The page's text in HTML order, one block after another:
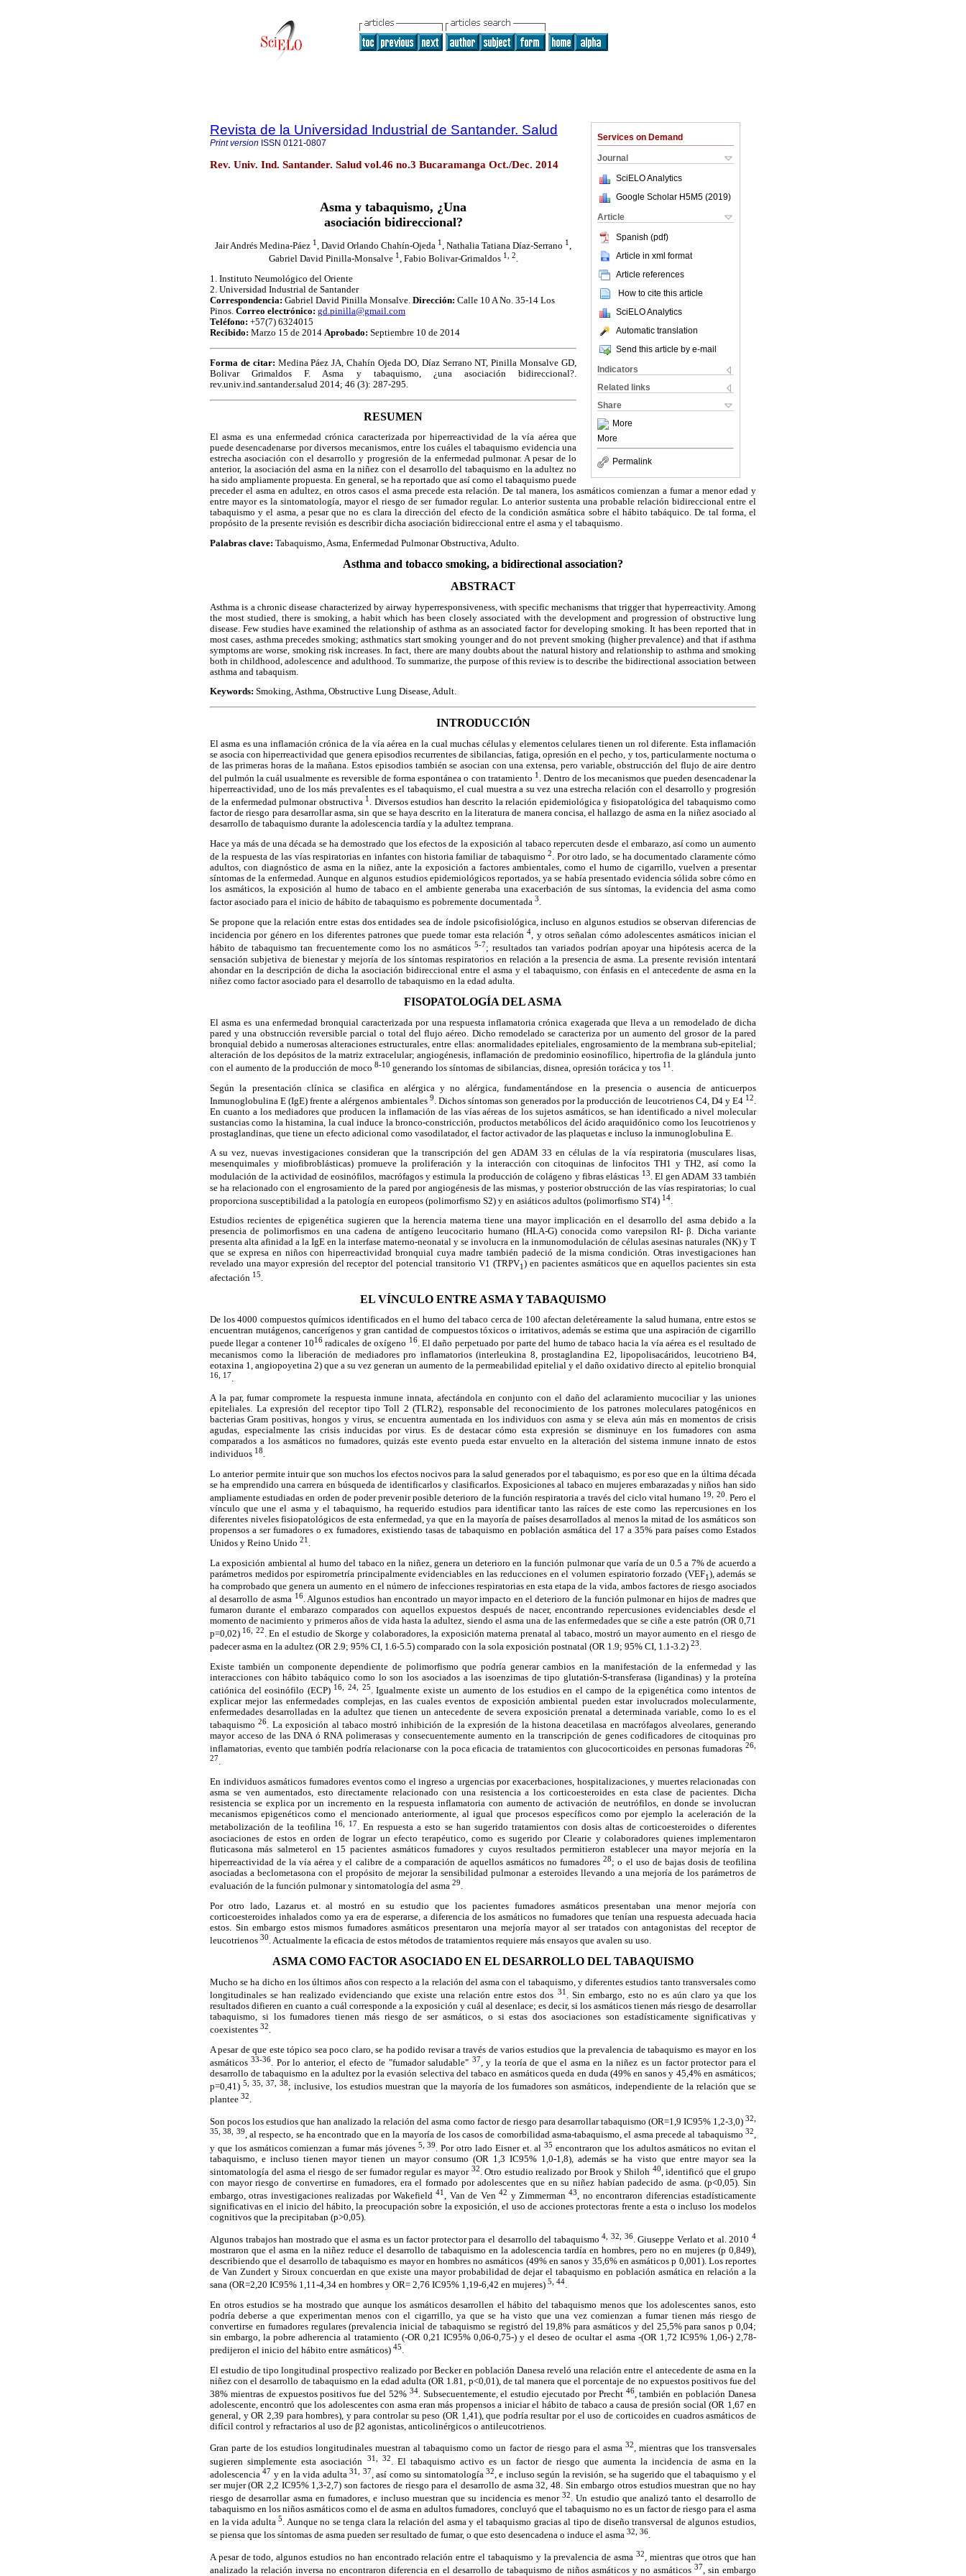
Services on Demand
Journal
SciELO Analytics
Google Scholar H5M5 (2019)
Article
Spanish (pdf)
Article in xml format
Article references
How to cite this article
SciELO Analytics
Automatic translation
Send this article by e-mail
Indicators
Related links
Share
More
More
Permalink
Revista de la Universidad Industrial de Santander. Salud
Print version ISSN 0121-0807
Rev. Univ. Ind. Santander. Salud vol.46 no.3 Bucaramanga Oct./Dec. 2014
Asma y tabaquismo, ¿Una
asociación bidireccional?
Jair Andrés Medina-Páez 1 , David Orlando Chahín-Ojeda 1 , Nathalia Tatiana Díaz-Serrano 1 ,
Gabriel David Pinilla-Monsalve 1, Fabio Bolivar-Grimaldos 1, 2.
1. Instituto Neumológico del Oriente
2. Universidad Industrial de Santander
Correspondencia: Gabriel David Pinilla Monsalve. Dirección: Calle 10 A No. 35-14 Los
Pinos. Correo electrónico: gd.pinilla@gmail.com
Teléfono: +57(7) 6324015
Recibido: Marzo 15 de 2014 Aprobado: Septiembre 10 de 2014
Forma de citar: Medina Páez JA, Chahín Ojeda DO, Díaz Serrano NT, Pinilla Monsalve GD,
Bolivar Grimaldos F. Asma y tabaquismo, ¿una asociación bidireccional?.
rev.univ.ind.santander.salud 2014; 46 (3): 287-295.
RESUMEN
El asma es una enfermedad crónica caracterizada por hiperreactividad de la vía aérea que
puede desencadenarse por diversos mecanismos, entre los cuáles el tabaquismo evidencia una
estrecha asociación con el desarrollo y progresión de la enfermedad pulmonar. A pesar de lo
anterior, la asociación del asma en la niñez con el desarrollo del tabaquismo en la adultez no
ha sido ampliamente propuesta. En general, se ha reportado que así como el tabaquismo puede
preceder el asma en adultez, en otros casos el asma precede esta relación. De tal manera, los asmáticos comienzan a fumar a menor edad y
entre mayor es la sintomatología, mayor el riesgo de ser fumador regular. Lo anterior sustenta una probable relación bidireccional entre el
tabaquismo y el asma, a pesar que no es clara la dirección del efecto de la condición asmática sobre el hábito tabáquico. De tal forma, el
propósito de la presente revisión es describir dicha asociación bidireccional entre el asma y el tabaquismo.
Palabras clave: Tabaquismo, Asma, Enfermedad Pulmonar Obstructiva, Adulto.
Asthma and tobacco smoking, a bidirectional association?
ABSTRACT
Asthma is a chronic disease characterized by airway hyperresponsiveness, with specific mechanisms that trigger that hyperreactivity. Among
the most studied, there is smoking, a habit which has been closely associated with the development and progression of obstructive lung
disease. Few studies have examined the relationship of asthma as an associated factor for developing smoking. It has been reported that in
most cases, asthma precedes smoking; asthmatics start smoking younger and do not prevent smoking (higher prevalence) and that if asthma
symptoms are worse, smoking risk increases. In fact, there are many doubts about the natural history and relationship to asthma and smoking
both in childhood, adolescence and adulthood. To summarize, the purpose of this review is to describe the bidirectional association between
asthma and tabaquism.
Keywords: Smoking, Asthma, Obstructive Lung Disease, Adult.
INTRODUCCIÓN
El asma es una inflamación crónica de la vía aérea en la cual muchas células y elementos celulares tienen un rol diferente. Esta inflamación
se asocia con hiperreactividad que genera episodios recurrentes de sibilancias, fatiga, opresión en el pecho, y tos, particularmente nocturna o
de las primeras horas de la mañana. Estos episodios también se asocian con una extensa, pero variable, obstrucción del flujo de aire dentro
del pulmón la cuál usualmente es reversible de forma espontánea o con tratamiento 1 . Dentro de los mecanismos que pueden desencadenar la
hiperreactividad, uno de los más prevalentes es el tabaquismo, el cual muestra a su vez una estrecha relación con el desarrollo y progresión
de la enfermedad pulmonar obstructiva 1. Diversos estudios han descrito la relación epidemiológica y fisiopatológica del tabaquismo como
factor de riesgo para desarrollar asma, sin que se haya descrito en la literatura de manera concisa, el hallazgo de asma en la niñez asociado al
desarrollo de tabaquismo durante la adolescencia tardía y la adultez temprana.
Hace ya más de una década se ha demostrado que los efectos de la exposición al tabaco repercuten desde el embarazo, así como un aumento
de la respuesta de las vías respiratorias en infantes con historia familiar de tabaquismo2. Por otro lado, se ha documentado claramente cómo
adultos, con diagnóstico de asma en la niñez, ante la exposición a factores ambientales, como el humo de cigarrillo, vuelven a presentar
síntomas de la enfermedad. Aunque en algunos estudios epidemiológicos reportados, ya se había presentado evidencia sólida sobre cómo en
los asmáticos, la exposición al humo de tabaco en el ambiente generaba una exacerbación de sus síntomas, la evidencia del asma como
factor asociado para el inicio de hábito de tabaquismo es pobremente documentada 3.
Se propone que la relación entre estas dos entidades sea de índole psicofisiológica, incluso en algunos estudios se observan diferencias de
incidencia por género en los diferentes patrones que puede tomar esta relación4, y otros señalan cómo adolescentes asmáticos inician el
hábito de tabaquismo tan frecuentemente como los no asmáticos5-7; resultados tan variados podrían apoyar una hipótesis acerca de la
sensación subjetiva de bienestar y mejoría de los síntomas respiratorios en relación a la presencia de asma. La presente revisión intentará
ahondar en la descripción de dicha la asociación bidireccional entre el asma y el tabaquismo, con énfasis en el antecedente de asma en la
niñez como factor asociado para el desarrollo de tabaquismo en la edad adulta.
FISOPATOLOGÍA DEL ASMA
El asma es una enfermedad bronquial caracterizada por una respuesta inflamatoria crónica exagerada que lleva a un remodelado de dicha
pared y una obstrucción reversible parcial o total del flujo aéreo. Dicho remodelado se caracteriza por un aumento del grosor de la pared
bronquial debido a numerosas alteraciones estructurales, entre ellas: anormalidades epiteliales, engrosamiento de la membrana sub-epitelial;
alteración de los depósitos de la matriz extracelular; angiogénesis, inflamación de predominio eosinofílico, hipertrofia de la glándula junto
con el aumento de la producción de moco 8-10 generando los síntomas de sibilancias, disnea, opresión torácica y tos 11 .
Según la presentación clínica se clasifica en alérgica y no alérgica, fundamentándose en la presencia o ausencia de anticuerpos
Inmunoglobulina E (IgE) frente a alérgenos ambientales 9 . Dichos síntomas son generados por la producción de leucotrienos C4, D4 y E4 12
En cuanto a los mediadores que producen la inflamación de las vías aéreas de los sujetos asmáticos, se han identificado a nivel molecular
sustancias como la histamina, la cual induce la bronco-constricción, productos metabólicos del ácido araquidónico como los leucotrienos y
prostaglandinas, que tiene un efecto adicional como vasodilatador, el factor activador de las plaquetas e incluso la inmunoglobulina E.
A su vez, nuevas investigaciones consideran que la transcripción del gen ADAM 33 en células de la vía respiratoria (musculares lisas,
mesenquimales y miofibroblásticas) promueve la proliferación y la interacción con citoquinas de linfocitos TH1 y TH2, así como la
modulación de la actividad de eosinófilos, macrófagos y estimula la producción de colágeno y fibras elásticas 13. El gen ADAM 33 también
se ha relacionado con el engrosamiento de la pared por angiogénesis de las mismas, y posterior obstrucción de las vías respiratorias; lo cual
proporciona susceptibilidad a la patología en europeos (polimorfismo S2) y en asiáticos adultos (polimorfismo ST4) 14
Estudios recientes de epigenética sugieren que la herencia materna tiene una mayor implicación en el desarrollo del asma debido a la
presencia de polimorfismos en una cadena de antígeno leucocitario humano (HLA-G) conocida como varepsilon RI- β. Dicha variante
presenta alta afinidad a la IgE en la interfase materno-neonatal y se involucra en la inmunomodulación de células asesinas naturales (NK) y T
que se expresa en niños con hiperreactividad bronquial cuya madre también padeció de la misma condición. Otras investigaciones han
revelado una mayor expresión del receptor del potencial transitorio V1 (TRPV1 ) en pacientes asmáticos que en aquellos pacientes sin esta
afectación 15.
EL VÍNCULO ENTRE ASMA Y TABAQUISMO
De los 4000 compuestos químicos identificados en el humo del tabaco cerca de 100 afectan deletéreamente la salud humana, entre estos se
encuentran mutágenos, cancerígenos y gran cantidad de compuestos tóxicos o irritativos, además se estima que una aspiración de cigarrillo
puede llegar a contener 1016radicales de oxígeno 16. El daño perpetuado por parte del humo de tabaco hacia la vía aérea es el resultado de
mecanismos como la liberación de mediadores pro inflamatorios (interleukina 8, prostaglandina E2, lipopolisacáridos, leucotrieno B4,
eotaxina 1, angiopoyetina 2) que a su vez generan un aumento de la permeabilidad epitelial y el daño oxidativo directo al epitelio bronquial
16, 17
A la par, fumar compromete la respuesta inmune innata, afectándola en conjunto con el daño del aclaramiento mucociliar y las uniones
epiteliales. La expresión del receptor tipo Toll 2 (TLR2), responsable del reconocimiento de los patrones moleculares patogénicos en
bacterias Gram positivas, hongos y virus, se encuentra aumentada en los individuos con asma y se eleva aún más en momentos de crisis
agudas, especialmente las crisis inducidas por virus. Es de destacar cómo esta expresión se disminuye en los fumadores con asma
comparados a los asmáticos no fumadores, quizás este evento pueda estar envuelto en la alteración del sistema inmune innato de estos
individuos 18.
Lo anterior permite intuir que son muchos los efectos nocivos para la salud generados por el tabaquismo, es por eso que en la última década
se ha emprendido una carrera en búsqueda de identificarlos y clasificarlos. Exposiciones al tabaco en mujeres embarazadas y niños han sido
ampliamente estudiadas en orden de poder prevenir posible deterioro de la función respiratoria a través del ciclo vital humano 19, 20. Pero el
vínculo que une el asma y el tabaquismo, ha requerido estudios para identificar tanto las raíces de este como las repercusiones en los
diferentes niveles fisiopatológicos de esta enfermedad, ya que en la mayoría de países desarrollados al menos la mitad de los asmáticos son
propensos a ser fumadores o ex fumadores, existiendo tasas de tabaquismo en población asmática del 17 a 35% para países como Estados
Unidos y Reino Unido 21.
La exposición ambiental al humo del tabaco en la niñez, genera un deterioro en la función pulmonar que varía de un 0.5 a 7% de acuerdo a
parámetros medidos por espirometría principalmente evidenciables en las reducciones en el volumen espiratorio forzado (VEF1 ), además se
ha comprobado que genera un aumento en el número de infecciones respiratorias en esta etapa de la vida, ambos factores de riesgo asociados
al desarrollo de asma 16. Algunos estudios han encontrado un mayor impacto en el deterioro de la función pulmonar en hijos de madres que
fumaron durante el embarazo comparados con aquellos expuestos después de nacer, encontrando repercusiones evidenciables desde el
momento de nacimiento y primeros años de vida hasta la adultez, siendo el asma una de las enfermedades que se ciñe a este patrón (OR 0,71
p=0,02) 16, 22. En el estudio de Skorge y colaboradores, la exposición materna prenatal al tabaco, mostró un mayor aumento en el riesgo de
padecer asma en la adultez (OR 2.9; 95% CI, 1.6-5.5) comparado con la sola exposición postnatal (OR 1.9; 95% CI, 1.1-3.2) 23.
Existe también un componente dependiente de polimorfismo que podría generar cambios en la manifestación de la enfermedad y las
interacciones con hábito tabáquico como lo son los asociados a las isoenzimas de tipo glutatión-S-transferasa (ligandinas) y la proteína
catiónica del eosinófilo (ECP) 16, 24, 25. Igualmente existe un aumento de los estudios en el campo de la epigenética como intentos de
explicar mejor las enfermedades complejas, en las cuales eventos de exposición ambiental pueden estar involucrados molecularmente,
enfermedades desarrolladas en la adultez que tienen un antecedente de severa exposición prenatal a determinada variable, como lo es el
tabaquismo26. La exposición al tabaco mostró inhibición de la expresión de la histona deacetilasa en macrófagos alveolares, generando
mayor acceso de las DNA ó RNA polimerasas y consecuentemente aumento en la transcripción de genes codificadores de citoquinas pro
inflamatorias, evento que también podría relacionarse con la poca eficacia de tratamientos con glucocorticoides en personas fumadoras 26,
27.
En individuos asmáticos fumadores eventos como el ingreso a urgencias por exacerbaciones, hospitalizaciones, y muertes relacionadas con
asma se ven aumentados, esto directamente relacionado con una resistencia a los corticoesteroides en esta clase de pacientes. Dicha
resistencia se explica por un incremento en la respuesta inflamatoria con aumento de activación de neutrófilos, en donde se involucran
mecanismos epigenéticos como el mencionado anteriormente, al igual que procesos específicos como por ejemplo la aceleración de la
metabolización de la teofilina 16, 17. En respuesta a esto se han sugerido tratamientos con dosis altas de corticoesteroides o diferentes
asociaciones de estos en orden de lograr un efecto terapéutico, como es sugerido por Clearie y colaboradores quienes implementaron
fluticasona más salmeterol en 15 pacientes asmáticos fumadores y cuyos resultados permitieron establecer una mayor mejoría en la
hiperreactividad de la vía aérea y el calibre de a comparación de aquellos asmáticos no fumadores28; o el uso de bajas dosis de teofilina
asociadas a beclometasona con el propósito de mejorar la sensibilidad pulmonar a esteroides llevando a una mejoría de los parámetros de
evaluación de la función pulmonar y sintomatología del asma 29.
Por otro lado, Lazarus et. al mostró en su estudio que los pacientes fumadores asmáticos presentaban una menor mejoría con
corticoesteroides inhalados como ya era de esperarse, a diferencia de los asmáticos no fumadores que tenían una respuesta adecuada hacia
estos. Sin embargo estos mismos fumadores asmáticos presentaron una mejoría mayor al ser tratados con antagonistas del receptor de
leucotrienos 30 . Actualmente la eficacia de estos métodos de tratamientos requiere más ensayos que avalen su uso.
ASMA COMO FACTOR ASOCIADO EN EL DESARROLLO DEL TABAQUISMO
Mucho se ha dicho en los últimos años con respecto a la relación del asma con el tabaquismo, y diferentes estudios tanto transversales como
longitudinales se han realizado evidenciando que existe una relación entre estos dos 31 . Sin embargo, esto no es aún claro ya que los
resultados difieren en cuanto a cuál corresponde a la exposición y cuál al desenlace; es decir, si los asmáticos tienen más riesgo de desarrollar
tabaquismo, si los fumadores tienen más riesgo de ser asmáticos, o si estas dos asociaciones son estadísticamente significativas y
coexistentes 32.
A pesar de que este tópico sea poco claro, se ha podido revisar a través de varios estudios que la prevalencia de tabaquismo es mayor en los
asmáticos33-36. Por lo anterior, el efecto de "fumador saludable" 37, y la teoría de que el asma en la niñez es un factor protector para el
desarrollo de tabaquismo en la adultez por la evasión selectiva del tabaco en asmáticos queda en duda (49% en sanos y 45,4% en asmáticos;
p=0,41)5, 35, 37, 38; inclusive, los estudios muestran que la mayoría de los fumadores son asmáticos, independiente de la relación que se
plantee 32.
Son pocos los estudios que han analizado la relación del asma como factor de riesgo para desarrollar tabaquismo (OR=1,9 IC95% 1,2-3,0) 32,
35, 38, 39, al respecto, se ha encontrado que en la mayoría de los casos de comorbilidad asma-tabaquismo, el asma precede al tabaquismo32,
y que los asmáticos comienzan a fumar más jóvenes 5, 39 . Por otro lado Eisner et. al35 encontraron que los adultos asmáticos no evitan el
tabaquismo, e incluso tienen mayor tienen un mayor consumo (OR 1,3 IC95% 1,0-1,8), además se ha visto que entre mayor sea la
sintomatología del asma el riesgo de ser fumador regular es mayor 32. Otro estudio realizado por Brook y Shiloh 40, identificó que el grupo
con mayor riesgo de convertirse en fumadores, era el formado por adolescentes que en su niñez habían padecido de asma. (p<0,05). Sin
embargo, otras investigaciones realizadas por Wakefield41 , Van de Ven42 y Zimmerman43, no encontraron diferencias estadísticamente
significativas en el inicio del hábito, la preocupación sobre la exposición, el uso de acciones protectoras frente a esta o incluso los modelos
cognitivos que la precipitaban (p>0,05).
Algunos trabajos han mostrado que el asma es un factor protector para el desarrollo del tabaquismo4, 32, 36. Giuseppe Verlato et al. 20104
mostraron que el asma en la niñez reduce el desarrollo de tabaquismo en la adolescencia tardía en hombres, pero no en mujeres (p 0,849),
describiendo que el desarrollo de tabaquismo es mayor en hombres no asmáticos (49% en sanos y 35,6% en asmáticos p 0,001). Los reportes
de Van Zundert y Siroux concuerdan en que existe una mayor probabilidad de dejar el tabaquismo en población asmática en relación a la
sana (OR=2,20 IC95% 1,11-4,34 en hombres y OR= 2,76 IC95% 1,19-6,42 en mujeres) 5, 44.
En otros estudios se ha mostrado que aunque los asmáticos desarrollen el hábito del tabaquismo menos que los adolescentes sanos, esto
podría deberse a que experimentan menos con el cigarrillo, ya que se ha visto que una vez comienzan a fumar tienen más riesgo de
convertirse en fumadores regulares (prevalencia inicial de tabaquismo se registró del 19,8% para asmáticos y del 25,5% para sanos p 0,04;
sin embargo, la pobre adherencia al tratamiento (-OR 0,21 IC95% 0,06-0,75-) y el deseo de ocultar el asma -(OR 1,72 IC95% 1,06-) 2,78-
predijeron el inicio del hábito entre asmáticos) 45.
El estudio de tipo longitudinal prospectivo realizado por Becker en población Danesa reveló una relación entre el antecedente de asma en la
niñez con el desarrollo de tabaquismo en la edad adulta (OR 1.81, p<0,01), de tal manera que el porcentaje de no expuestos positivos fue del
38% mientras de expuestos positivos fue del 52% 34. Subsecuentemente, el estudio ejecutado por Precht 46, también en población Danesa
adolescente, encontró que los adolescentes con asma eran más propensos a iniciar el hábito de tabaco a causa de presión social (OR 1,67 en
general, y OR 2,39 para hombres), y para controlar su peso (OR 1,41), que podría resultar por el uso de corticoides en cuadros asmáticos de
difícil control y refractarios al uso de β2 agonistas, anticolinérgicos o antileucotrienos.
Gran parte de los estudios longitudinales muestran al tabaquismo como un factor de riesgo para el asma 32, mientras que los transversales
sugieren simplemente esta asociación
31, 32. El tabaquismo activo es un factor de riesgo que aumenta la incidencia de asma en la
adolescencia47 y en la vida adulta31, 37, así como su sintomatología32, e incluso según la revisión, se ha sugerido que el tabaquismo y el
ser mujer (OR 2,2 IC95% 1,3-2,7) son factores de riesgo para el desarrollo de asma 32, 48. Sin embargo otros estudios muestran que no hay
riesgo de desarrollar asma en fumadores, e incluso muestran que su incidencia es menor32. Un estudio que analizó tanto el desarrollo de
tabaquismo en los niños asmáticos como el de asma en adultos fumadores, concluyó que el tabaquismo no es un factor de riesgo para el asma
en la vida adulta5. Aunque no se tenga clara la relación del asma y el tabaquismo gracias al tipo de diseño transversal de algunos estudios,
se piensa que los síntomas de asma pueden ser resultado de fumar, o que esto desencadena o induce el asma 32, 36.
A pesar de todo, algunos estudios no han encontrado relación entre el tabaquismo y la prevalencia de asma 32, mientras que otros que han
analizado la relación inversa no encontraron diferencia en el desarrollo de tabaquismo de niños asmáticos y no asmáticos 37, sin embargo